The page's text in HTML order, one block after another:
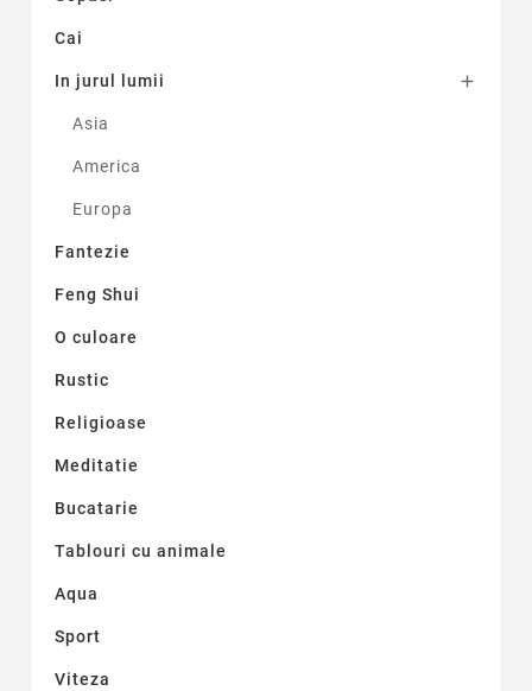
Cai
In jurul lumii 
Asia
America
Europa
Fantezie
Feng Shui
O culoare
Rustic
Religioase
Meditatie
Bucatarie
Tablouri cu animale
Aqua
Sport
Viteza